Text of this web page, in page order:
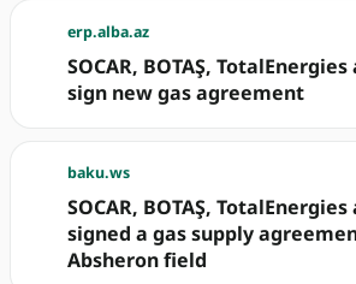
erp.alba.az
SOCAR, BOTAŞ, TotalEnergies
sign new gas agreement
baku.ws
SOCAR, BOTAŞ, TotalEnergies
signed a gas supply
Absheron field